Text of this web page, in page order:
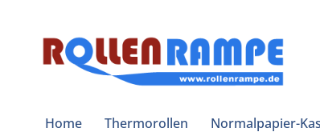
Home Thermorollen Normalpapier-